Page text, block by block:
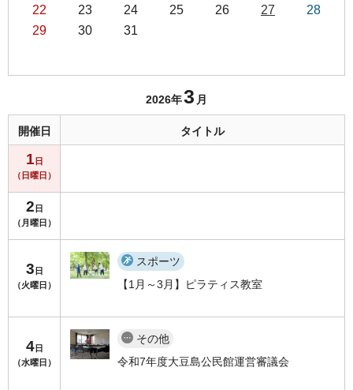
22
23 24 25 26 27
28
29
30 31
2026年3 月
開催日 タイトル
1 日
（日曜日）
2 日
（月曜日）
3 日
（火曜日）
スポーツ
【1月～3月】ピラティス教室
4日
（水曜日）
その他
令和7年度大豆島公民館運営審議会